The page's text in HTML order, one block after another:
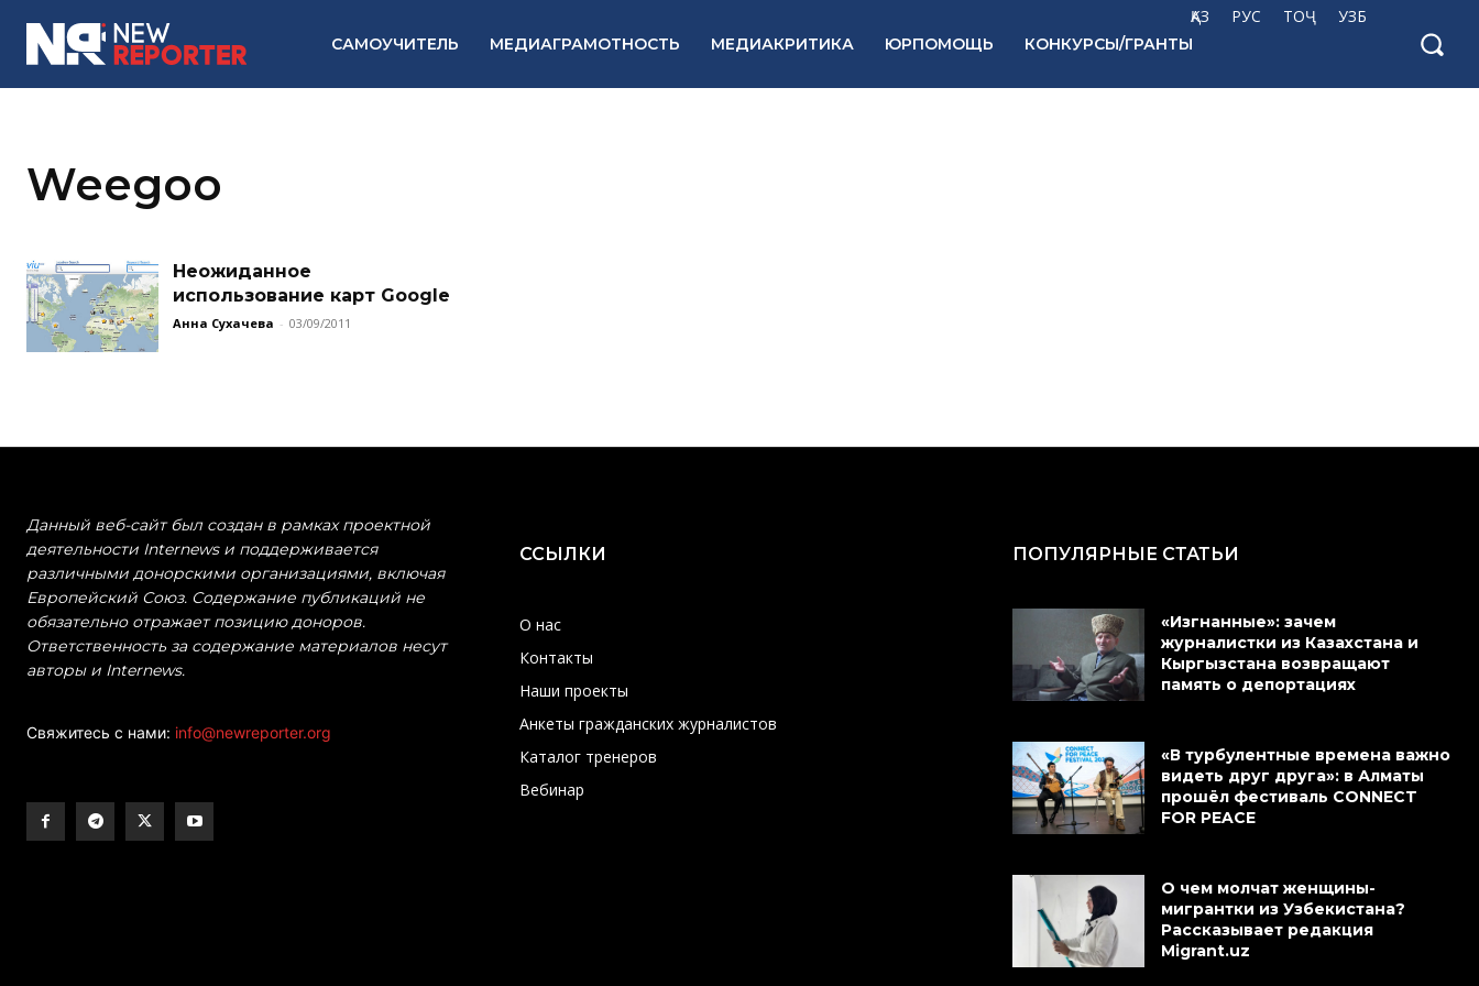
ҚАЗ РУС ТОҶ УЗБ
САМОУЧИТЕЛЬ МЕДИАГРАМОТНОСТЬ МЕДИАКРИТИКА ЮРПОМОЩЬ КОНКУРСЫ/ГРАНТЫ
Weegoo
Неожиданное
использование карт Google
Анна Сухачева - 03/09/2011
Данный веб-сайт был создан в рамках проектной
деятельности Internews и поддерживается
различными донорскими организациями, включая
Европейский Союз. Содержание публикаций не
обязательно отражает позицию доноров.
Ответственность за содержание материалов несут
авторы и Internews.
Свяжитесь с нами: info@newreporter.org
ССЫЛКИ
О нас
Контакты
Наши проекты
Анкеты гражданских журналистов
Каталог тренеров
Вебинар
ПОПУЛЯРНЫЕ СТАТЬИ
«Изгнанные»: зачем
журналистки из Казахстана и
Кыргызстана возвращают
память о депортациях
«В турбулентные времена важно
видеть друг друга»: в Алматы
прошёл фестиваль CONNECT
FOR PEACE
О чем молчат женщины-
мигрантки из Узбекистана?
Рассказывает редакция
Migrant.uz